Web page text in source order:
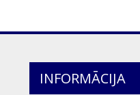
INFORMĀCIJA